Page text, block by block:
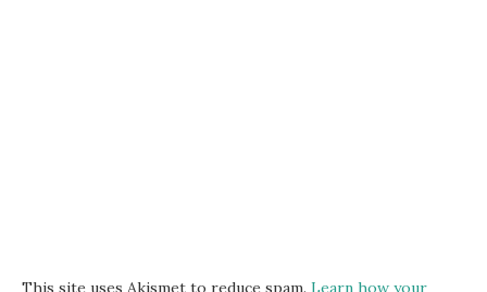
This site uses Akismet to reduce spam. Learn how your